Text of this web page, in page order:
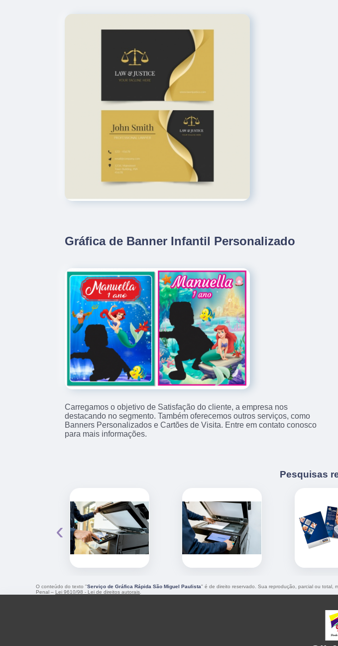
Gráfica de Banner Infantil Personalizado
Carregamos o objetivo de Satisfação do cliente, a empresa nos
destacando no segmento. Também oferecemos outros serviços, como
Banners Personalizados e Cartões de Visita. Entre em contato conosco
para mais informações.
Pesquisas
‹
O conteúdo do texto "Serviço de Gráfica Rápida São Miguel Paulista" é de direito reservado. Sua reprodução, parcial ou total,
Penal – Lei 9610/98 - Lei de direitos autorais.